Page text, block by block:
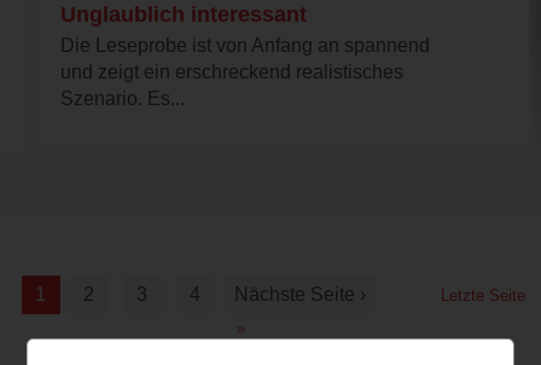
Unglaublich interessant
Die Leseprobe ist von Anfang an spannend
und zeigt ein erschreckend realistisches
Szenario. Es...
1 2 3 4 Nächste Seite ›
Letzte Seite
»